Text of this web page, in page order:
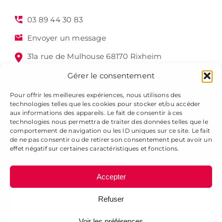
Gérer le consentement
Pour offrir les meilleures expériences, nous utilisons des
technologies telles que les cookies pour stocker et/ou accéder
aux informations des appareils. Le fait de consentir à ces
technologies nous permettra de traiter des données telles que le
comportement de navigation ou les ID uniques sur ce site. Le fait
de ne pas consentir ou de retirer son consentement peut avoir un
effet négatif sur certaines caractéristiques et fonctions.
Accepter
Refuser
03 89 44 30 83
Envoyer un message
31a rue de Mulhouse 68170 Rixheim
Alsagraphic 2025 - Tous droits réservés -Mentions légales